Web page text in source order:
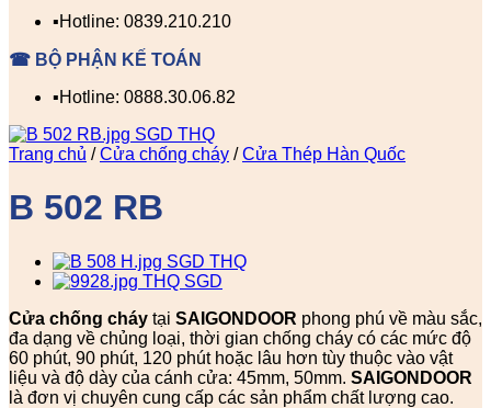
▪️Hotline: 0839.210.210
☎ BỘ PHẬN KẾ TOÁN
▪️Hotline: 0888.30.06.82
Trang chủ / Cửa chống cháy / Cửa Thép Hàn Quốc
B 502 RB
Cửa chống cháy tại SAIGONDOOR phong phú về màu sắc,
đa dạng về chủng loại, thời gian chống cháy có các mức độ
60 phút, 90 phút, 120 phút hoặc lâu hơn tùy thuộc vào vật
liệu và độ dày của cánh cửa: 45mm, 50mm. SAIGONDOOR
là đơn vị chuyên cung cấp các sản phẩm chất lượng cao.